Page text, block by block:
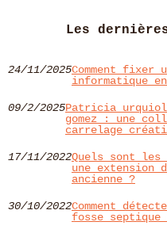
Les
24/11/2025Comment fixer
informatique
09/2/2025Patricia
gomez : une
carrelage
17/11/2022Quels sont
une extension
ancienne ?
30/10/2022Comment
fosse septique